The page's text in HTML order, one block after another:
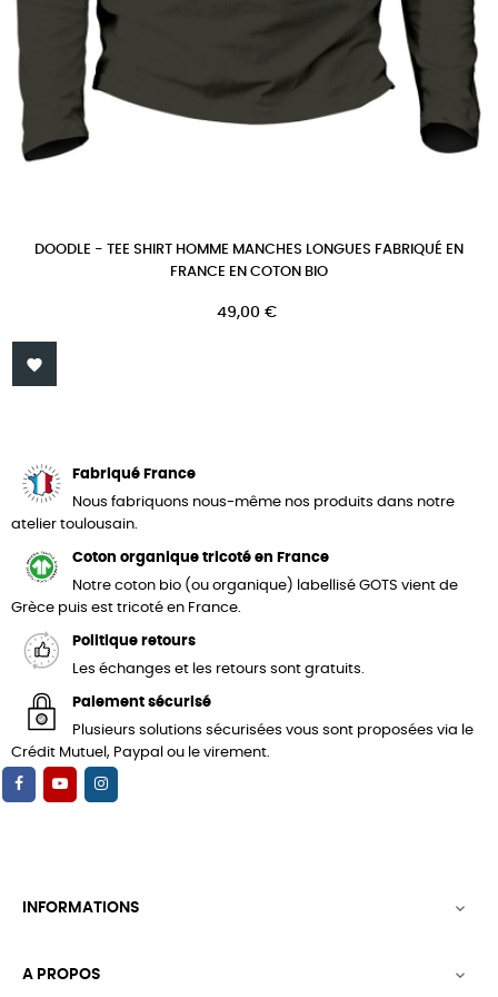
DOODLE - TEE SHIRT HOMME MANCHES LONGUES FABRIQUÉ EN
FRANCE EN COTON BIO
Prix
49,00 €

Fabriqué France
Nous fabriquons nous-même nos produits dans notre
atelier toulousain.
Coton organique tricoté en France
Notre coton bio (ou organique) labellisé GOTS vient de
Grèce puis est tricoté en France.
Politique retours
Les échanges et les retours sont gratuits.
Paiement sécurisé
Plusieurs solutions sécurisées vous sont proposées via le
Crédit Mutuel, Paypal ou le virement.
INFORMATIONS 
A PROPOS 